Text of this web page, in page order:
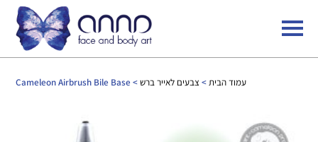
עמוד הבית> צבעים לאייר ברש> Cameleon Airbrush Bile Base